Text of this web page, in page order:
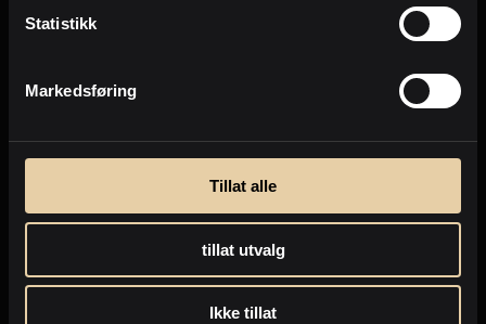
Statistikk
Markedsføring
Tillat alle
tillat utvalg
Ikke tillat